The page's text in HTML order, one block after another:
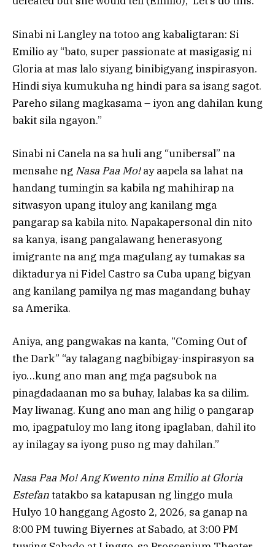
Sinabi ni Langley na totoo ang kabaligtaran: Si
Emilio ay “bato, super passionate at masigasig ni
Gloria at mas lalo siyang binibigyang inspirasyon.
Hindi siya kumukuha ng hindi para sa isang sagot.
Pareho silang magkasama – iyon ang dahilan kung
bakit sila ngayon.”
Sinabi ni Canela na sa huli ang “unibersal” na
mensahe ng Nasa Paa Mo!ay aapela sa lahat na
handang tumingin sa kabila ng mahihirap na
sitwasyon upang ituloy ang kanilang mga
pangarap sa kabila nito. Napakapersonal din nito
sa kanya, isang pangalawang henerasyong
imigrante na ang mga magulang ay tumakas sa
diktadurya ni Fidel Castro sa Cuba upang bigyan
ang kanilang pamilya ng mas magandang buhay
sa Amerika.
Aniya, ang pangwakas na kanta, “Coming Out of
the Dark” “ay talagang nagbibigay-inspirasyon sa
iyo…kung ano man ang mga pagsubok na
pinagdadaanan mo sa buhay, lalabas ka sa dilim.
May liwanag. Kung ano man ang hilig o pangarap
mo, ipagpatuloy mo lang itong ipaglaban, dahil ito
ay inilagay sa iyong puso ng may dahilan.”
Nasa Paa Mo! Ang Kwento nina Emilio at Gloria
Estefantatakbo sa katapusan ng linggo mula
Hulyo 10 hanggang Agosto 2, 2026, sa ganap na
8:00 PM tuwing Biyernes at Sabado, at 3:00 PM